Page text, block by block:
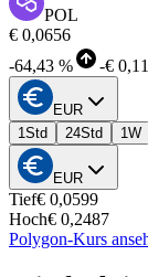
POL
€ 0,0656
-64,43 % -€
EUR
1Std
24Std 1W
EUR
Tief€ 0,0599
Hoch€ 0,2487
Polygon-Kurs